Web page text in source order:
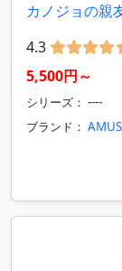
カノジョの親
4.3
5,500円～
シリーズ： ----
ブランド：